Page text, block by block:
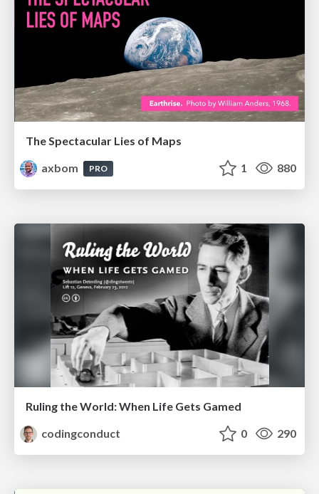
The Spectacular Lies of Maps
axbom
PRO 1 880
Ruling the World: When Life Gets Gamed
codingconduct
0 290